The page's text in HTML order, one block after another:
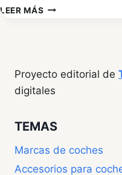
LEER MÁS SEGUROS
PROTECCIÓN
TU
CON
Proyecto editorial de
digitales
TEMAS
Marcas de coches
Accesorios para